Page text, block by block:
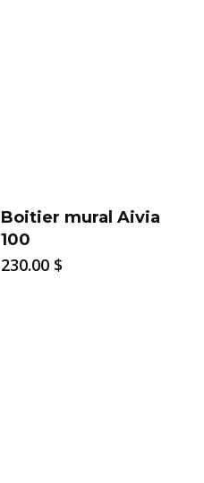
Boitier mural Aivia
100
230.00 $